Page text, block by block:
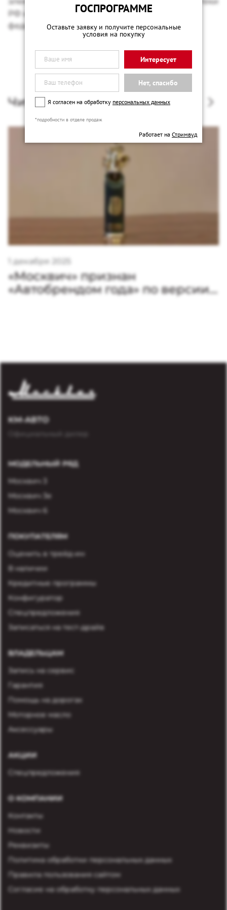
РФ и показан в эфире 55 региональных и
федеральных телеканалов России.
Читать также
1 декабря 2025
«Москвич» признан
«Автобрендом года» по версии
КМ-АВТО
МОДЕЛЬНЫЙ РЯД
Москвич 3
Москвич 3е
Москвич 6
ПОКУПАТЕЛЯМ
Оценить в трейд-ин
В наличии
Кредитные программы
Конфигуратор
Спецпредложения
Записаться на тест-драйв
ВЛАДЕЛЬЦАМ
Запись на сервис
Гарантия
Помощь на дорогах
Моторное масло
Аксессуары
АКЦИИ
Спецпредложения
О КОМПАНИИ
Контакты
Новости
Реквизиты
Политика обработки персональных данных
Правила пользования сайтом
Согласие на обработку персональных данных
ГОСПРОГРАММЕ
Оставьте заявку и получите персональные
условия на покупку
Интересует
Нет, спасибо
Я согласен на обработку персональных данных
*подробности в отделе продаж
Работает на Стримвуд